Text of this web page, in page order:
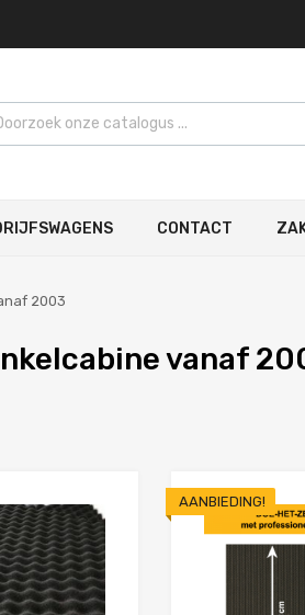
search
CONTACT
2003
vanaf
Toevoegen aan Favorieten
Product Vergelijken
AANBIEDING!